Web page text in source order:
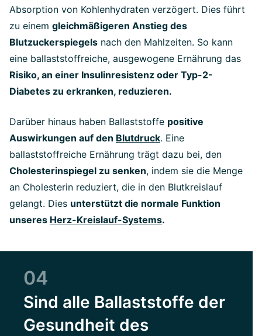
Absorption von Kohlenhydraten verzögert. Dies führt
zu einem gleichmäßigeren Anstieg des
Blutzuckerspiegels nach den Mahlzeiten. So kann
eine ballaststoffreiche, ausgewogene Ernährung das
Risiko, an einer Insulinresistenz oder Typ-2-
Diabetes zu erkranken, reduzieren.
Darüber hinaus haben Ballaststoffe positive
Auswirkungen auf den Blutdruck. Eine
ballaststoffreiche Ernährung trägt dazu bei, den
Cholesterinspiegel zu senken, indem sie die Menge
an Cholesterin reduziert, die in den Blutkreislauf
gelangt. Dies unterstützt die normale Funktion
unseres Herz-Kreislauf-Systems.
04
Sind alle Ballaststoffe der
Gesundheit des